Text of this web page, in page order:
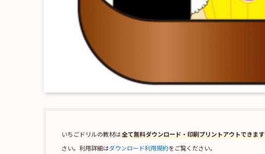
いちごドリルの教材は全て無料ダウンロード・印刷プリントアウトできます
さい。利用詳細はダウンロード利用規約をご覧ください。